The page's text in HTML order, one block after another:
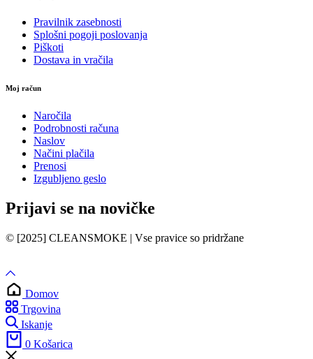
Pravilnik zasebnosti
Splošni pogoji poslovanja
Piškoti
Dostava in vračila
Moj račun
Naročila
Podrobnosti računa
Naslov
Načini plačila
Prenosi
Izgubljeno geslo
Prijavi se na novičke
© [2025] CLEANSMOKE | Vse pravice so pridržane
Domov
Trgovina
Iskanje
0 Košarica